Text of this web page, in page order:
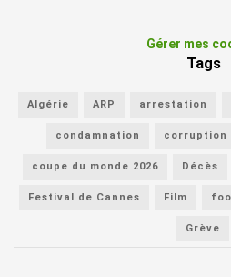
Gérer mes
Tags
Algérie ARP arrestation
condamnation corruption
coupe du monde 2026 Décès
Festival de Cannes Film
Grève